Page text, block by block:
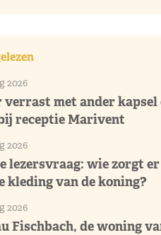
2026
verrast met ander kapsel
receptie Marivent
2026
lezersvraag: wie zorgt
kleding van de koning?
2026
Fischbach, de woning